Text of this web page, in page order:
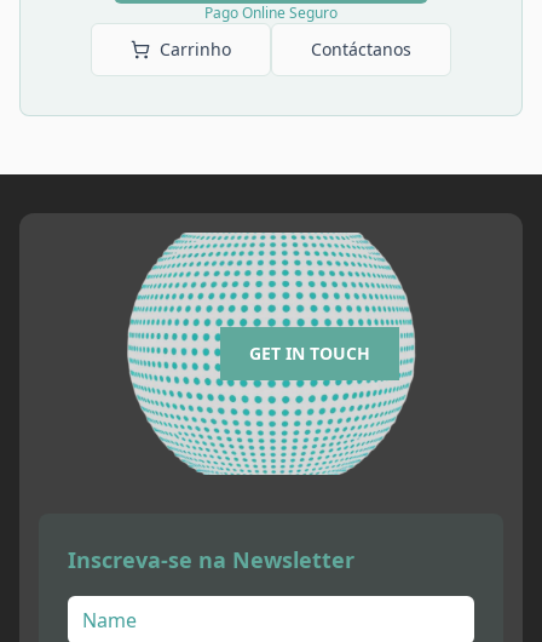
Pago Online Seguro
Carrinho Contáctanos
GET IN TOUCH
Inscreva-se na Newsletter